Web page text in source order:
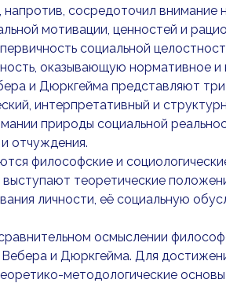
сосредоточил внимание
мотивации, ценностей и
социальной
оказывающую нормативное и
и Дюркгейма представляют три
интерпретативный и
природы социальной
отчуждения.
философские и
теоретические
личности, её социальную
осмыслении
и Дюркгейма. Для
методологические